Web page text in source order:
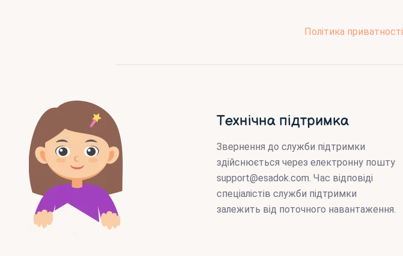
Політика приватності
Технічна підтримка
Звернення до служби підтримки
здійснюється через електронну пошту
support@esadok.com. Час відповіді
спеціалістів служби підтримки
залежить від поточного навантаження.